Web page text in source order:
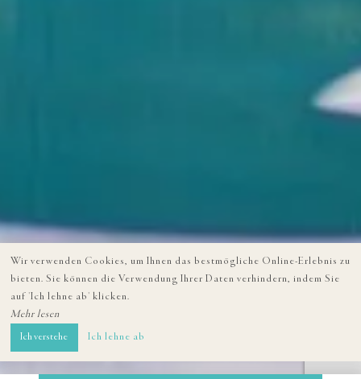
Wir verwenden Cookies, um Ihnen das bestmögliche Online-Erlebnis zu
bieten. Sie können die Verwendung Ihrer Daten verhindern, indem Sie
auf 'Ich lehne ab' klicken.
Mehr lesen
Ich verstehe Ich lehne ab